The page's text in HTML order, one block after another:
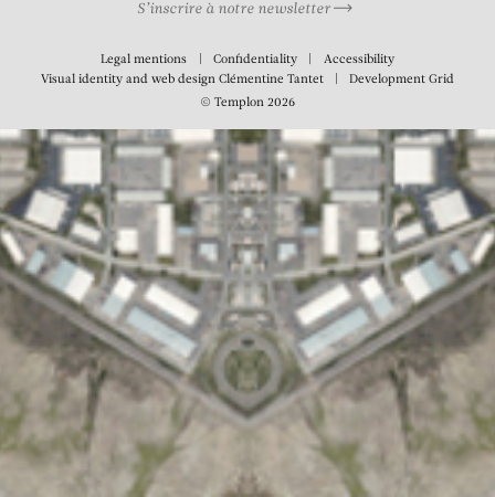
S’inscrire à notre newsletter
Legal mentions Confidentiality
Accessibility
Visual identity and web design Clémentine Tantet DevelopmentGrid
© Templon 2026